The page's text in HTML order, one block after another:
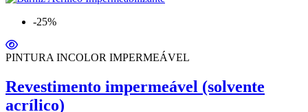
-25%
PINTURA INCOLOR IMPERMEÁVEL
Revestimento impermeável (solvente
acrílico)